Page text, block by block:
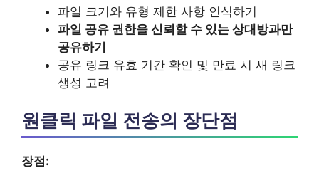
파일 크기와 유형 제한 사항 인식하기
파일 공유 권한을 신뢰할 수 있는 상대방과만
공유하기
공유 링크 유효 기간 확인 및 만료 시 새 링크
생성 고려
원클릭 파일 전송의 장단점
장점: